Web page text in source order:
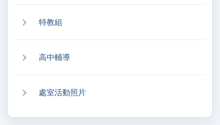
特教組
高中輔導
處室活動照片